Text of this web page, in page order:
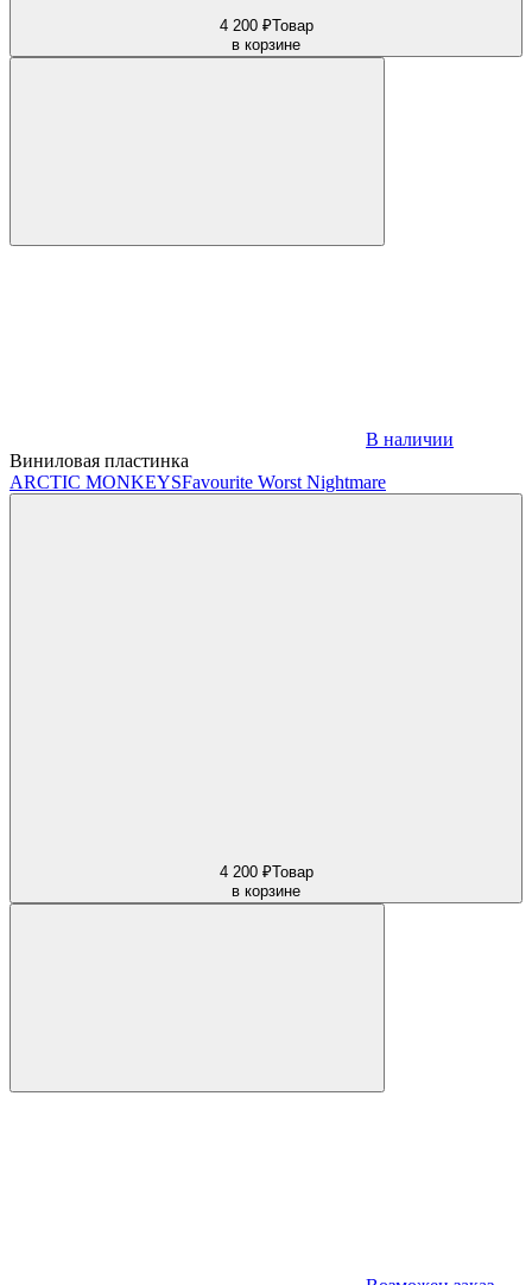
4 200 ₽Товар
в корзине
В наличии
Виниловая пластинка
ARCTIC MONKEYSFavourite Worst Nightmare
4 200 ₽Товар
в корзине